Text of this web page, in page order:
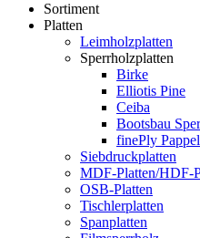
Sortiment
Platten
Leimholzplatten
Sperrholzplatten
Birke
Elliotis Pine
Ceiba
Bootsbau
finePly Pappel
Siebdruckplatten
MDF-Platten/HDF-
OSB-Platten
Tischlerplatten
Spanplatten